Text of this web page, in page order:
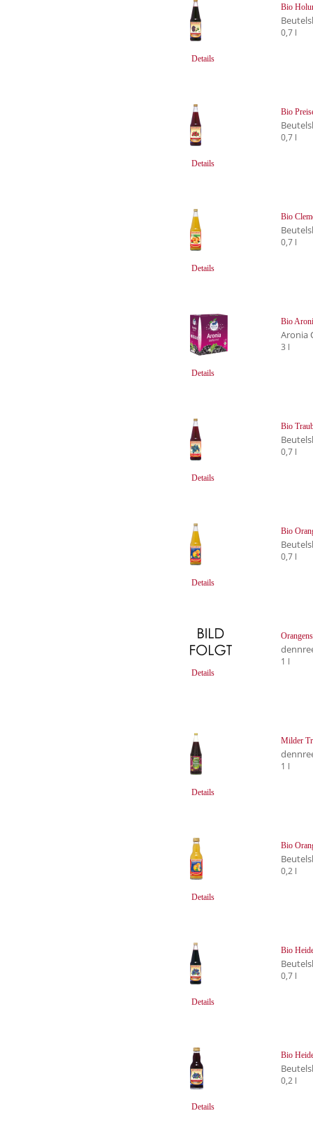
Details
Bio
0,7 l
Details
Bio
0,7 l
Details
Bio
0,7 l
Details
Bio
Aronia
3 l
Details
Bio
0,7 l
Details
Bio
0,7 l
Details
1 l
Details
Milder
1 l
Details
Bio
0,2 l
Details
Bio
0,7 l
Details
Bio
0,2 l